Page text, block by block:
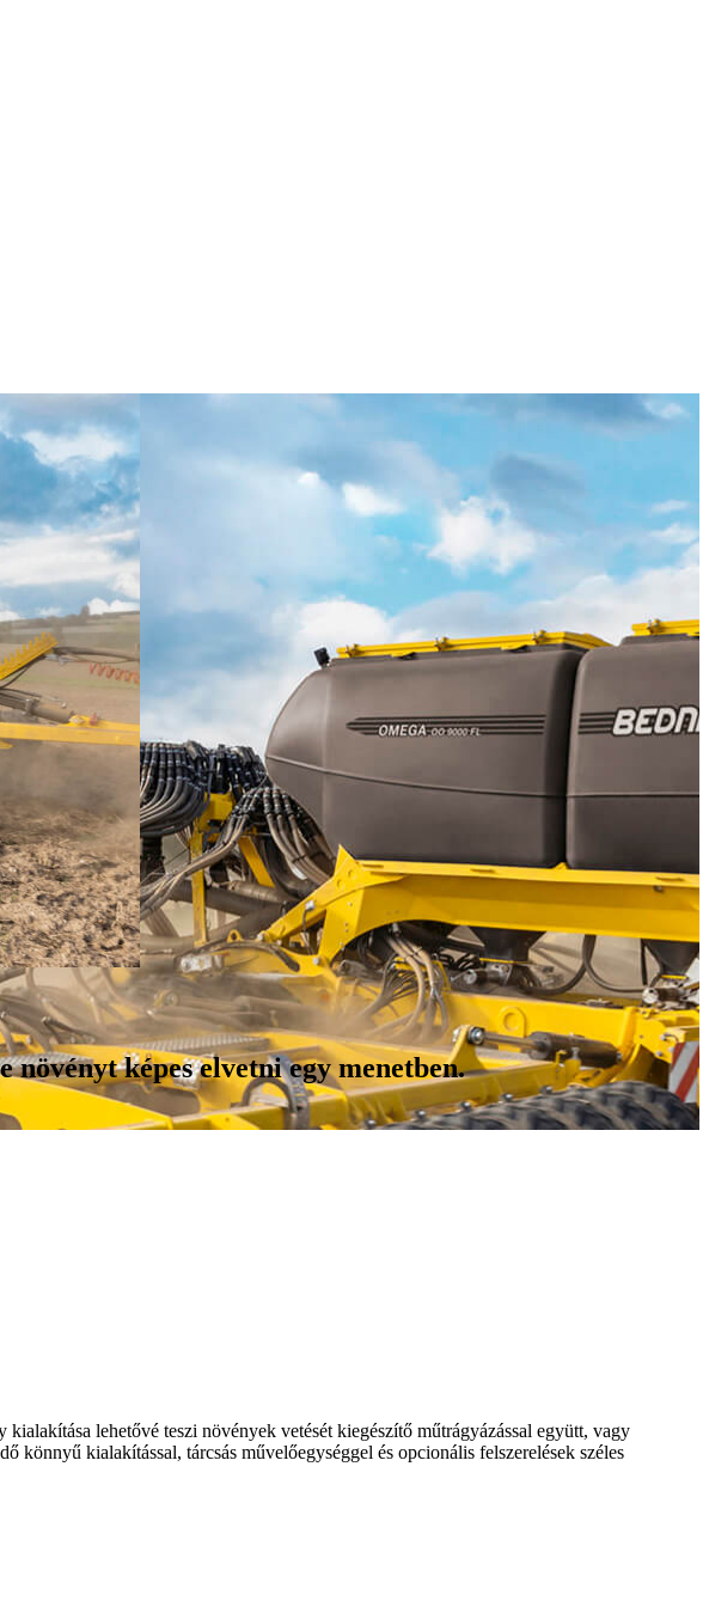
képes elvetni egy menetben.
lehetővé teszi növények vetését kiegészítő műtrágyázással együtt, vagy
kialakítással, tárcsás művelőegységgel és opcionális felszerelések széles